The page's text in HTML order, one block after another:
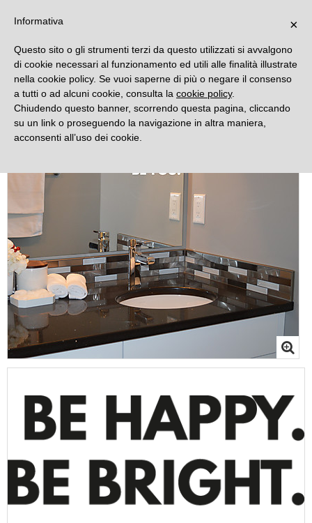
Novità
×
Informativa
Questo sito o gli strumenti terzi da questo utilizzati si avvalgono
di cookie necessari al funzionamento ed utili alle finalità illustrate
nella cookie policy. Se vuoi saperne di più o negare il consenso
a tutti o ad alcuni cookie, consulta la cookie policy.
Chiudendo questo banner, scorrendo questa pagina, cliccando
su un link o proseguendo la navigazione in altra maniera,
acconsenti all’uso dei cookie.